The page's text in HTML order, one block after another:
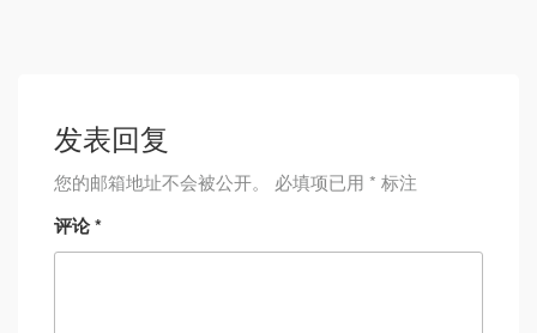
发表回复
您的邮箱地址不会被公开。 必填项已用 * 标注
评论*